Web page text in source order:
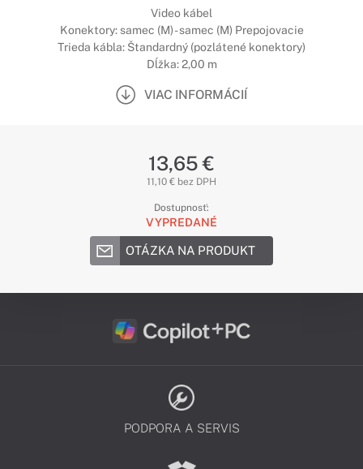
Video kábel
Konektory: samec (M) - samec (M) Prepojovacie
Trieda kábla: Štandardný (pozlátené konektory)
Dĺžka: 2,00 m
VIAC INFORMÁCIÍ
13,65 €
11,10 € bez DPH
Dostupnosť:
VYPREDANÉ
OTÁZKA NA PRODUKT
PODPORA A SERVIS